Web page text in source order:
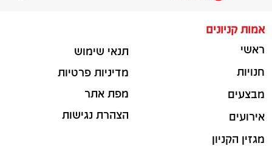
אמות קניונים
ראשי
חנויות
מבצעים
אירועים
מגזין הקניון
תנאי שימוש
מדיניות פרטיות
מפת אתר
הצהרת נגישות